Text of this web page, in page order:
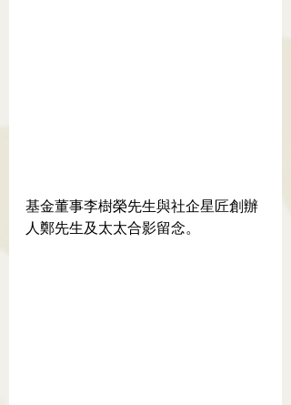
基金董事李樹榮先生與社企星匠創辦
人鄭先生及太太合影留念。